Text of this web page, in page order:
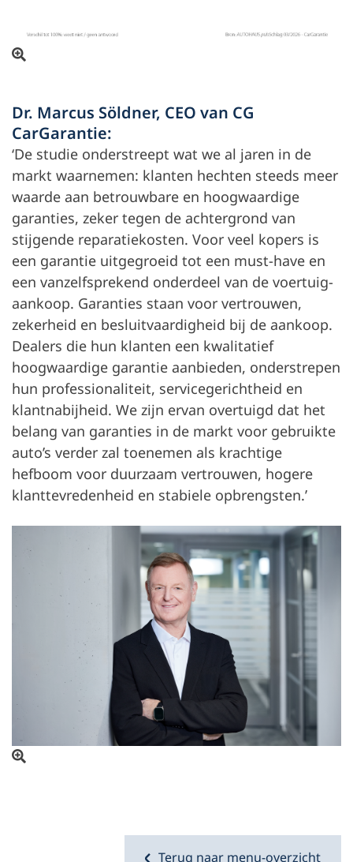
Dr. Marcus Söldner, CEO van CG
CarGarantie:
‘De studie onderstreept wat we al jaren in de
markt waarnemen: klanten hechten steeds meer
waarde aan betrouwbare en hoogwaardige
garanties, zeker tegen de achtergrond van
stijgende reparatiekosten. Voor veel kopers is
een garantie uitgegroeid tot een must-have en
een vanzelfsprekend onderdeel van de voertuig-
aankoop. Garanties staan voor vertrouwen,
zekerheid en besluitvaardigheid bij de aankoop.
Dealers die hun klanten een kwalitatief
hoogwaardige garantie aanbieden, onderstrepen
hun professionaliteit, servicegerichtheid en
klantnabijheid. We zijn ervan overtuigd dat het
belang van garanties in de markt voor gebruikte
auto’s verder zal toenemen als krachtige
hefboom voor duurzaam vertrouwen, hogere
klanttevredenheid en stabiele opbrengsten.’
Terug naar menu-overzicht